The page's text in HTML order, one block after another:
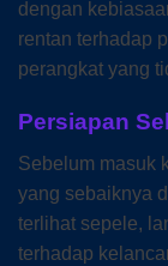
dengan
rentan terhadap
perangkat yang
Persiapan
Sebelum masuk
yang sebaiknya
terlihat sepele,
terhadap